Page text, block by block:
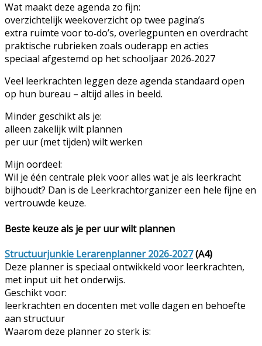
Wat maakt deze agenda zo fijn:
overzichtelijk weekoverzicht op twee pagina’s
extra ruimte voor to‑do’s, overlegpunten en overdracht
praktische rubrieken zoals ouderapp en acties
speciaal afgestemd op het schooljaar 2026‑2027
Veel leerkrachten leggen deze agenda standaard open
op hun bureau – altijd alles in beeld.
Minder geschikt als je:
alleen zakelijk wilt plannen
per uur (met tijden) wilt werken
Mijn oordeel:
Wil je één centrale plek voor alles wat je als leerkracht
bijhoudt? Dan is de Leerkrachtorganizer een hele fijne en
vertrouwde keuze.
Beste keuze als je per uur wilt plannen
Structuurjunkie Lerarenplanner 2026‑2027(A4)
Deze planner is speciaal ontwikkeld voor leerkrachten,
met input uit het onderwijs.
Geschikt voor:
leerkrachten en docenten met volle dagen en behoefte
aan structuur
Waarom deze planner zo sterk is: